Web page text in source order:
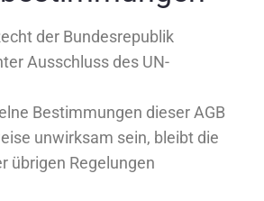
der Bundesrepublik
Ausschluss des UN-
Bestimmungen dieser AGB
unwirksam sein, bleibt die
übrigen Regelungen